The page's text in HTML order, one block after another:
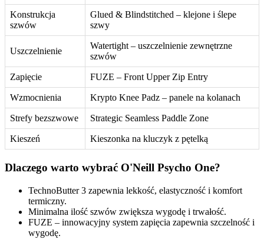
Konstrukcja
szwów
Glued & Blindstitched – klejone i ślepe
szwy
Uszczelnienie
Watertight – uszczelnienie zewnętrzne
szwów
Zapięcie FUZE – Front Upper Zip Entry
Wzmocnienia Krypto Knee Padz – panele na kolanach
Strefy bezszwowe Strategic Seamless Paddle Zone
Kieszeń Kieszonka na kluczyk z pętelką
Dlaczego warto wybrać O'Neill Psycho One?
TechnoButter 3 zapewnia lekkość, elastyczność i komfort
termiczny.
Minimalna ilość szwów zwiększa wygodę i trwałość.
FUZE – innowacyjny system zapięcia zapewnia szczelność i
wygodę.